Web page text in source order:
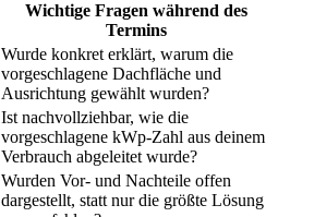
Wichtige Fragen während des
Termins
Wurde konkret erklärt, warum die
vorgeschlagene Dachfläche und
Ausrichtung gewählt wurden?
Ist nachvollziehbar, wie die
vorgeschlagene kWp-Zahl aus deinem
Verbrauch abgeleitet wurde?
Wurden Vor- und Nachteile offen
dargestellt, statt nur die größte Lösung